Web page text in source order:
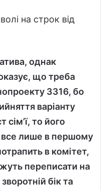
на строк від
однак
що треба
3316, бо
варіанту
сім’ї, то його
все лише в першому
в комітет,
переписати на
бік та